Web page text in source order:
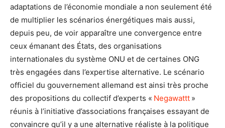
adaptations de l’économie mondiale a non seulement été
de multiplier les scénarios énergétiques mais aussi,
depuis peu, de voir apparaître une convergence entre
ceux émanant des États, des organisations
internationales du système ONU et de certaines ONG
très engagées dans l’expertise alternative. Le scénario
officiel du gouvernement allemand est ainsi très proche
des propositions du collectif d’experts « Negawattt »
réunis à l’initiative d’associations françaises essayant de
convaincre qu’il y a une alternative réaliste à la politique